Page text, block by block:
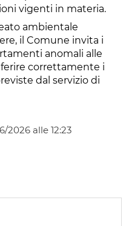
vigenti in materia.
ambientale
il Comune invita i
anomali alle
correttamente i
dal servizio di
2026 alle 12:23